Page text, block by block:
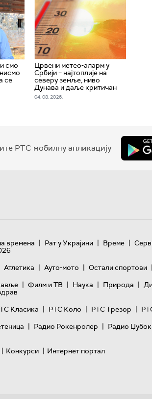
смо
се
Црвени метео-аларм у
Србији – најтоплије на
северу земље, ниво
Дунава и даље критичан
04. 08. 2026.
РТС мобилну апликацију
времена | Рат у Украјини | Време |
Атлетика | Ауто-мото | Остали спортови |
| Филм и ТВ | Наука | Природа |
Класика | РТС Коло | РТС Трезор |
| Радио Рокенролер | Радио
| Конкурси | Интернет портал